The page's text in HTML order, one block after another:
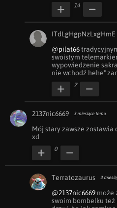
14
ITdLgHgpNzLxgHmE
@pilat66
swoistym
wypowiedzenie
nie wchodź hehe"
7
2137nic6669 3 miesiące temu
Mój stary zawsze
xd
0
Terratozaurus 3
@2137nic6669 może
swoim bombelku